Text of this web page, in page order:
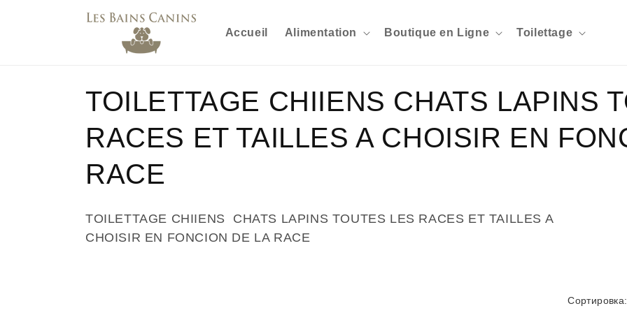
Accueil Alimentation Boutique en Ligne Toilettage
К
о
л
л
е
TOILETTAGE CHIIENS CHATS LAPINS
RACES ET TAILLES A CHOISIR EN
RACE
TOILETTAGE CHIIENS CHATS LAPINS TOUTES LES RACES ET TAILLES A
CHOISIR EN FONCION DE LA RACE
Сортировка: